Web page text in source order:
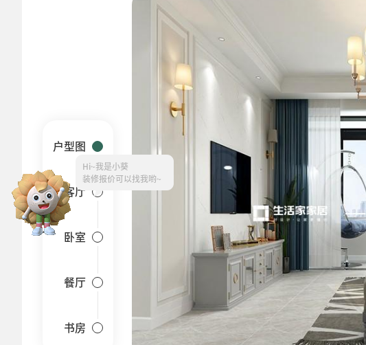
户型图
客厅
卧室
餐厅
书房
Hi~我是小葵